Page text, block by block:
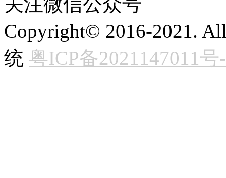
Copyright© 2016-2021.
统 粤ICP备2021147011号